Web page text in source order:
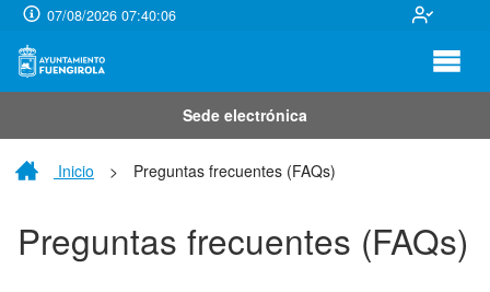
07/08/2026 07:40:06
Sede electrónica
Inicio > Preguntas frecuentes (FAQs)
Preguntas frecuentes (FAQs)